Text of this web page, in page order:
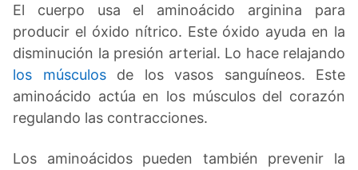
El cuerpo usa el aminoácido arginina para
producir el óxido nítrico. Este óxido ayuda en la
disminución la presión arterial. Lo hace relajando
los músculosde los vasos sanguíneos. Este
aminoácido actúa en los músculos del corazón
regulando las contracciones.
Los aminoácidos pueden también prevenir la